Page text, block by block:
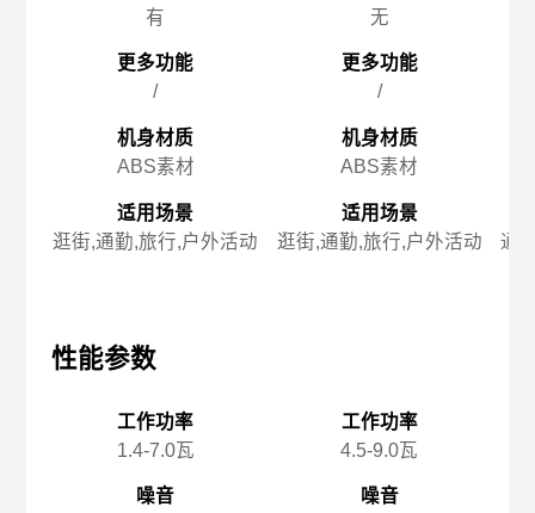
有
更多功能
/
机身材质
ABS素材
适用场景
逛街,通勤,旅行,户外活动
性能参数
工作功率
1.4-7.0瓦
噪音
无
更多功能
/
机身材质
ABS素材
适用场景
逛街,通勤,旅行,户外活动
工作功率
4.5-9.0瓦
噪音
通